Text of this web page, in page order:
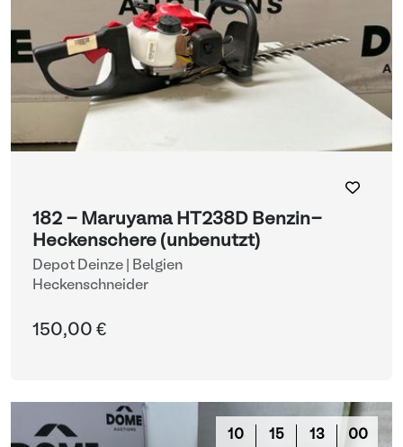
182 - Maruyama HT238D Benzin-
Heckenschere (unbenutzt)
Depot Deinze | Belgien
Heckenschneider
150,00 €
10 15 13 00